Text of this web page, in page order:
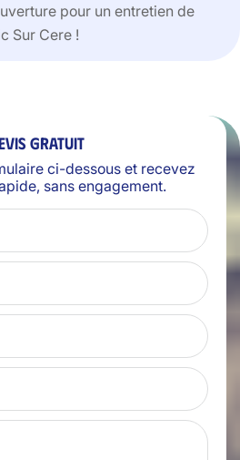
pour un entretien de
Sur Cere !
gratuit
ci-dessous et recevez
sans engagement.